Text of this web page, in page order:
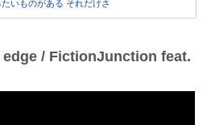
いものがある それだけさ
edge / FictionJunction feat.